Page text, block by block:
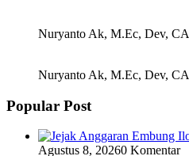
Nuryanto Ak, M.Ec, Dev, CA
Nuryanto Ak, M.Ec, Dev, CA
Popular Post
Agustus 8, 20260 Komentar